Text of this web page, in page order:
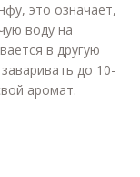
это означает,
воду на
в другую
до 10-
аромат.